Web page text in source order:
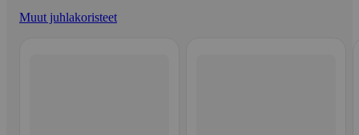
Muut juhlakoristeet